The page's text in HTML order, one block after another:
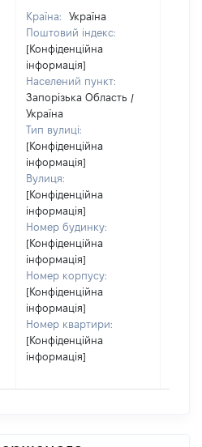
Країна:
Україна
Поштовий індекс:
[Конфіденційна
інформація]
Населений пункт:
Запорізька Область /
Україна
Тип вулиці:
[Конфіденційна
інформація]
Вулиця:
[Конфіденційна
інформація]
Номер будинку:
[Конфіденційна
інформація]
Номер корпусу:
[Конфіденційна
інформація]
Номер квартири:
[Конфіденційна
інформація]